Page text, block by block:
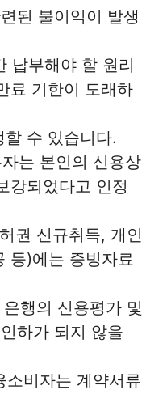
된 불이익이 발생
납부해야 할 원리
료 기한이 도래하
수 있습니다.
는 본인의 신용상
강되었다고 인정
권 신규취득, 개인
등)에는 증빙자료
행의 신용평가 및
하가 되지 않을
소비자는 계약서류